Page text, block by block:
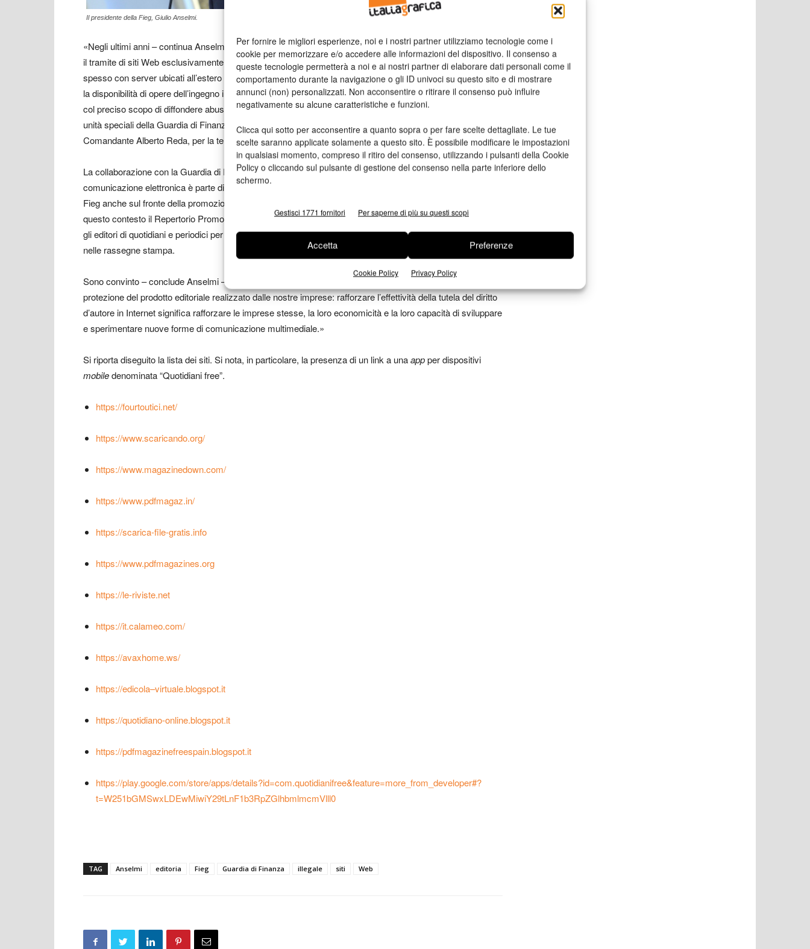
Per fornire le migliori esperienze, noi e i nostri partner utilizziamo tecnologie come i
cookie per memorizzare e/o accedere alle informazioni del dispositivo. Il consenso a
queste tecnologie permetterà a noi e ai nostri partner di elaborare dati personali come il
comportamento durante la navigazione o gli ID univoci su questo sito e di mostrare
annunci (non) personalizzati. Non acconsentire o ritirare il consenso può influire
negativamente su alcune caratteristiche e funzioni.
Clicca qui sotto per acconsentire a quanto sopra o per fare scelte dettagliate. Le tue
scelte saranno applicate solamente a questo sito. È possibile modificare le impostazioni
in qualsiasi momento, compreso il ritiro del consenso, utilizzando i pulsanti della Cookie
Policy o cliccando sul pulsante di gestione del consenso nella parte inferiore dello
schermo.
Gestisci 1771 fornitori Per saperne di più su questi scopi
Accetta Preferenze
Cookie Policy Privacy Policy
Il presidente della Fieg, Giulio Anselmi.
«Negli ultimi anni – continua Anselmi – si è affermato un trend crescente di accesso ai contenuti illegali per
il tramite di siti Web esclusivamente dedicati alla pirateria e alla contraffazione: piattaforme transfrontaliere
spesso con server ubicati all’estero che incassano ingenti risorse attraverso i banner pubblicitari, sfruttando
la disponibilità di opere dell’ingegno illecitamente caricate. Si tratta di siti che non collaborano in quanto nati
col preciso scopo di diffondere abusivamente contenuti protetti senza autorizzazione. Ringrazio pertanto le
unità speciali della Guardia di Finanza, e in particolare il Nucleo Speciale Frodi Tecnologiche diretto dal
Comandante Alberto Reda, per la tempestività e l’efficacia dell’azione.»
La collaborazione con la Guardia di Finanza per il contrasto ai fenomeni di pirateria nelle reti di
comunicazione elettronica è parte di un progetto più ampio e articolato, che vede da tempo impegnata la
Fieg anche sul fronte della promozione e della valorizzazione della tutela del diritto d’autore: «si inserisce in
questo contesto il Repertorio Promopress, l’iniziativa avviata nel 2012 dalla Fieg e aperta all’adesione di tutti
gli editori di quotidiani e periodici per la stipulazione di licenze per la riproduzione degli articoli giornalistici
nelle rassegne stampa.
Sono convinto – conclude Anselmi – che la tutela della libertà di stampa non possa prescindere dalla
protezione del prodotto editoriale realizzato dalle nostre imprese: rafforzare l’effettività della tutela del diritto
d’autore in Internet significa rafforzare le imprese stesse, la loro economicità e la loro capacità di sviluppare
e sperimentare nuove forme di comunicazione multimediale.»
Si riporta diseguito la lista dei siti. Si nota, in particolare, la presenza di un link a unaappper dispositivi
mobiledenominata “Quotidiani free”.
https://fourtoutici.net/
https://www.scaricando.org/
https://www.magazinedown.com/
https://www.pdfmagaz.in/
https://scarica-file-gratis.info
https://www.pdfmagazines.org
https://le-riviste.net
https://it.calameo.com/
https://avaxhome.ws/
https://edicola–virtuale.blogspot.it
https://quotidiano-online.blogspot.it
https://pdfmagazinefreespain.blogspot.it
https://play.google.com/store/apps/details?id=com.quotidianifree&feature=more_from_developer#?
t=W251bGMSwxLDEwMiwiY29tLnF1b3RpZGlhbmlmcmVlll0
TAG Anselmi editoria Fieg Guardia di Finanza illegale siti Web